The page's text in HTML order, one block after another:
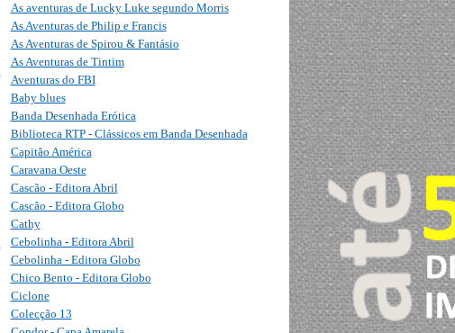
As aventuras de Lucky Luke segundo Morris
As Aventuras de Philip e Francis
As Aventuras de Spirou & Fantásio
As Aventuras de Tintim
Aventuras do FBI
Baby blues
Banda Desenhada Erótica
Biblioteca RTP - Clássicos em Banda Desenhada
Capitão América
Caravana Oeste
Cascão - Editora Abril
Cascão - Editora Globo
Cathy
Cebolinha - Editora Abril
Cebolinha - Editora Globo
Chico Bento - Editora Globo
Ciclone
Colecção 13